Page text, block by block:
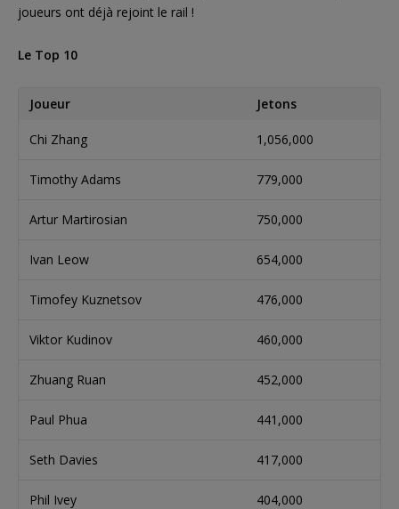
joueurs ont déjà rejoint le rail !
Le Top 10
Joueur Jetons
Chi Zhang 1,056,000
Timothy Adams 779,000
Artur Martirosian 750,000
Ivan Leow 654,000
Timofey Kuznetsov 476,000
Viktor Kudinov 460,000
Zhuang Ruan 452,000
Paul Phua 441,000
Seth Davies 417,000
Phil Ivey 404,000